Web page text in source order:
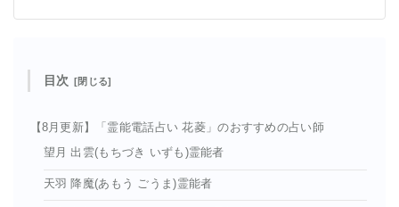
目次
【8月更新】「霊能電話占い 花菱」のおすすめの占い師
望月 出雲(もちづき いずも)霊能者
天羽 降魔(あもう ごうま)霊能者